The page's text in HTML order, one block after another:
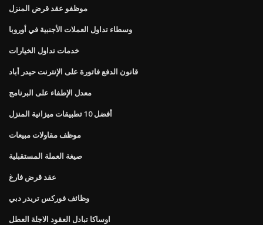
موظفو عقد قرض المنزل
وسطاء تداول العملات الأجنبية في أوروبا
خدمات تداول الخيارات
قانون الدفع فاتورة على الإنترنت حيدر أباد
معدل الإطفاء على البرنامج
أفضل 10 تطبيقات ميزانية المنزل
موظف مقاولات مبيعات
صيغة العملة المستقبلية
عقد قرض فارغ
وظائف فوركس تريدر دبي
اوساكا تبادل العقود الاجلة العطل